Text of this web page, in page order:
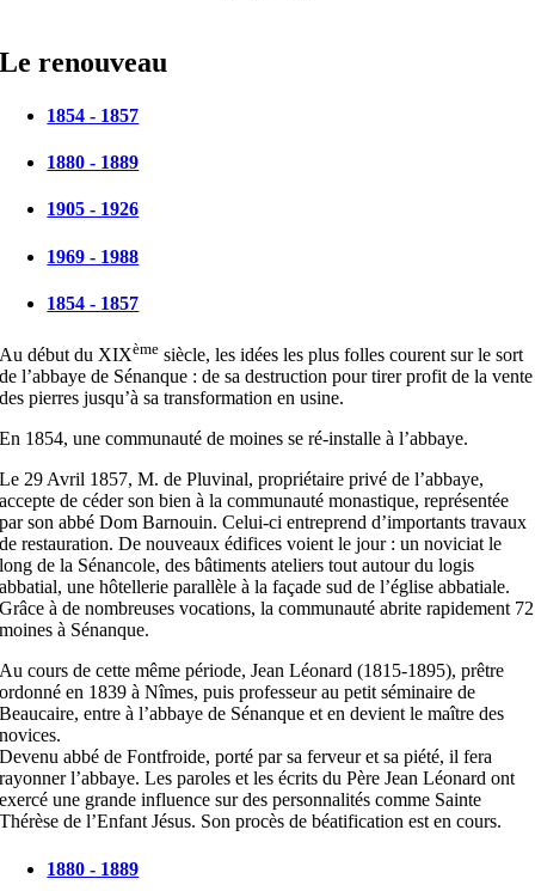
Le renouveau
1854 - 1857
1880 - 1889
1905 - 1926
1969 - 1988
1854 - 1857
Au début du XIXème siècle, les idées les plus folles courent sur le sort
de l’abbaye de Sénanque : de sa destruction pour tirer profit de la vente
des pierres jusqu’à sa transformation en usine.
En 1854, une communauté de moines se ré-installe à l’abbaye.
Le 29 Avril 1857, M. de Pluvinal, propriétaire privé de l’abbaye,
accepte de céder son bien à la communauté monastique, représentée
par son abbé Dom Barnouin. Celui-ci entreprend d’importants travaux
de restauration. De nouveaux édifices voient le jour : un noviciat le
long de la Sénancole, des bâtiments ateliers tout autour du logis
abbatial, une hôtellerie parallèle à la façade sud de l’église abbatiale.
Grâce à de nombreuses vocations, la communauté abrite rapidement 72
moines à Sénanque.
Au cours de cette même période, Jean Léonard (1815-1895), prêtre
ordonné en 1839 à Nîmes, puis professeur au petit séminaire de
Beaucaire, entre à l’abbaye de Sénanque et en devient le maître des
novices.
Devenu abbé de Fontfroide, porté par sa ferveur et sa piété, il fera
rayonner l’abbaye. Les paroles et les écrits du Père Jean Léonard ont
exercé une grande influence sur des personnalités comme Sainte
Thérèse de l’Enfant Jésus. Son procès de béatification est en cours.
1880 - 1889